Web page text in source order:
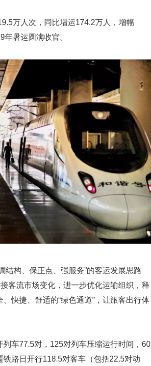
万人次，同比增运174.2万人，增幅
暑运圆满收官。
结构、保正点、强服务”的客运发展思路
客流市场变化，进一步优化运输组织，释
快捷、舒适的“绿色通道”，让旅客出行体
车77.5对，125对列车压缩运行时间，60
路日开行118.5对客车（包括22.5对动